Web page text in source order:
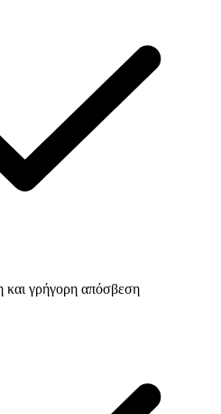
γρήγορη απόσβεση